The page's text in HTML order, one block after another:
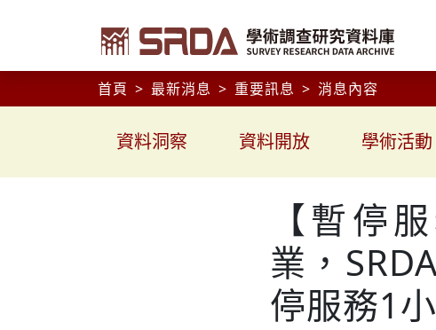
首頁 最新消息 重要訊息 消息內容
資料洞察 資料開放 學術活動
【暫停
業，
停服務1